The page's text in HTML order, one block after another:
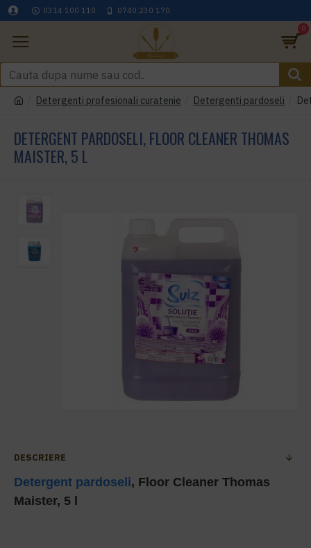
0314 100 110 0740 230 170
0
Detergenti profesionali curatenie Detergenti pardoseli
DETERGENT PARDOSELI, FLOOR CLEANER THOMAS
MAISTER, 5 L
DESCRIERE
Detergent pardoseli, Floor Cleaner Thomas
Maister, 5 l